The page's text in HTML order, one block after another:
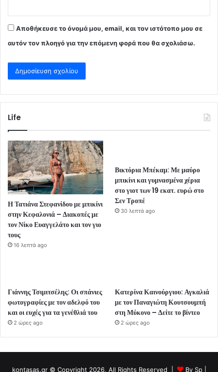
Αποθήκευσε το όνομά μου, email, και τον ιστότοπο μου σε
αυτόν τον πλοηγό για την επόμενη φορά που θα σχολιάσω.
Life
Η Τατιάνα Στεφανίδου με μπικίνι
στην Κεφαλονιά – Διακοπές με
τον Νίκο Ευαγγελάτο και τον γιο
τους
16 λεπτά ago
Βικτόρια Μπέκαμ: Με μαύρο
μπικίνι και γυμνασμένα χέρια
στο γιοτ των 19 εκατ. ευρώ στο
Σεν Τροπέ
30 λεπτά ago
Γιάννης Τσιμιτσέλης: Οι σπάνιες
φωτογραφίες με τον αδελφό του
και οι ευχές για τα γενέθλιά του
2 ώρες ago
Κατερίνα Καινούργιου: Αγκαλιά
με τον Παναγιώτη Κουτσουμπή
στη Μύκονο – Δείτε το βίντεο
2 ώρες ago
kontasas.gr © Copyright 2026, All Rights Reserved | By Sp